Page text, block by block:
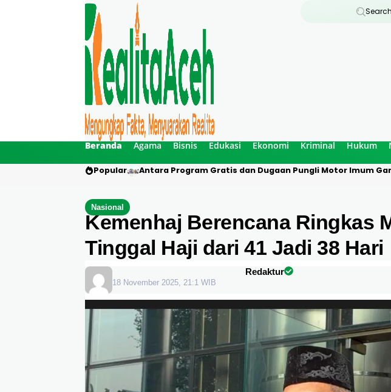
Search
Beranda Agama Bisnis Edukasi Ekonomi Kriminal Hukum
Popular Antara Program Gratis dan Dugaan Pungli Motor Imum
Nasional
Kemenhaj Berencana Ringkas
Tinggal Haji dari 41 Jadi 38 Hari
Redaktur
18 November 2025, 21:1 WIB